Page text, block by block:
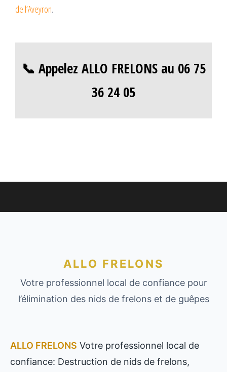
de l’Aveyron.
📞 Appelez ALLO FRELONS au 06 75
36 24 05
ALLO FRELONS
Votre professionnel local de confiance pour
l’élimination des nids de frelons et de guêpes
ALLO FRELONS Votre professionnel local de
confiance: Destruction de nids de frelons,